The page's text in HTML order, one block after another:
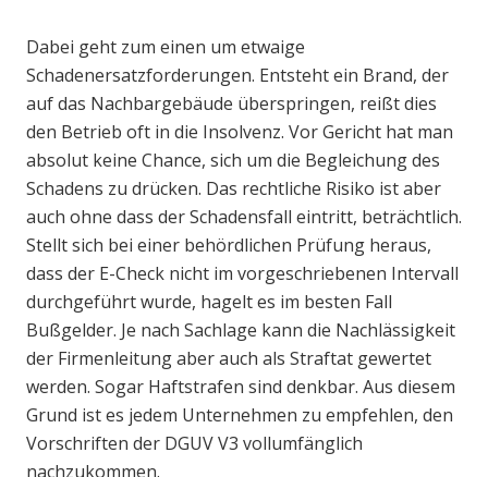
Dabei geht zum einen um etwaige
Schadenersatzforderungen. Entsteht ein Brand, der
auf das Nachbargebäude überspringen, reißt dies
den Betrieb oft in die Insolvenz. Vor Gericht hat man
absolut keine Chance, sich um die Begleichung des
Schadens zu drücken. Das rechtliche Risiko ist aber
auch ohne dass der Schadensfall eintritt, beträchtlich.
Stellt sich bei einer behördlichen Prüfung heraus,
dass der E-Check nicht im vorgeschriebenen Intervall
durchgeführt wurde, hagelt es im besten Fall
Bußgelder. Je nach Sachlage kann die Nachlässigkeit
der Firmenleitung aber auch als Straftat gewertet
werden. Sogar Haftstrafen sind denkbar. Aus diesem
Grund ist es jedem Unternehmen zu empfehlen, den
Vorschriften der DGUV V3 vollumfänglich
nachzukommen.